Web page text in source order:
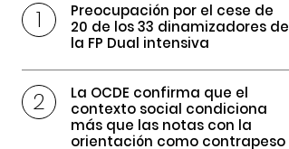
Preocupación por el cese de
20 de los 33 dinamizadores de
la FP Dual intensiva
La OCDE confirma que el
contexto social condiciona
más que las notas con la
orientación como contrapeso